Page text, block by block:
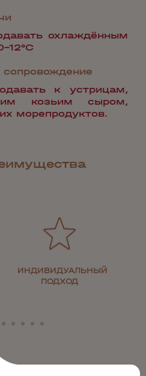
охлаждённым
12°С
сопровождение
к устрицам,
козьим сыром,
морепродуктов.
ИНДИВИДУАЛЬНЫЙ
ПОДХОД